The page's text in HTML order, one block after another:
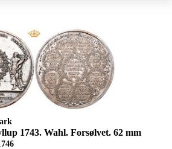
1743. Wahl. Forsølvet. 62 mm